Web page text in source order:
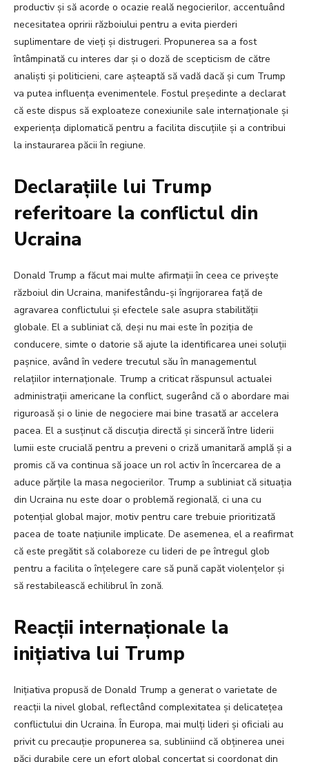
productiv și să acorde o ocazie reală negocierilor, accentuând
necesitatea opririi războiului pentru a evita pierderi
suplimentare de vieți și distrugeri. Propunerea sa a fost
întâmpinată cu interes dar și o doză de scepticism de către
analiști și politicieni, care așteaptă să vadă dacă și cum Trump
va putea influența evenimentele. Fostul președinte a declarat
că este dispus să exploateze conexiunile sale internaționale și
experiența diplomatică pentru a facilita discuțiile și a contribui
la instaurarea păcii în regiune.
Declarațiile lui Trump
referitoare la conflictul din
Ucraina
Donald Trump a făcut mai multe afirmații în ceea ce privește
războiul din Ucraina, manifestându-și îngrijorarea față de
agravarea conflictului și efectele sale asupra stabilității
globale. El a subliniat că, deși nu mai este în poziția de
conducere, simte o datorie să ajute la identificarea unei soluții
pașnice, având în vedere trecutul său în managementul
relațiilor internaționale. Trump a criticat răspunsul actualei
administrații americane la conflict, sugerând că o abordare mai
riguroasă și o linie de negociere mai bine trasată ar accelera
pacea. El a susținut că discuția directă și sinceră între liderii
lumii este crucială pentru a preveni o criză umanitară amplă și a
promis că va continua să joace un rol activ în încercarea de a
aduce părțile la masa negocierilor. Trump a subliniat că situația
din Ucraina nu este doar o problemă regională, ci una cu
potențial global major, motiv pentru care trebuie prioritizată
pacea de toate națiunile implicate. De asemenea, el a reafirmat
că este pregătit să colaboreze cu lideri de pe întregul glob
pentru a facilita o înțelegere care să pună capăt violențelor și
să restabilească echilibrul în zonă.
Reacții internaționale la
inițiativa lui Trump
Inițiativa propusă de Donald Trump a generat o varietate de
reacții la nivel global, reflectând complexitatea și delicatețea
conflictului din Ucraina. În Europa, mai mulți lideri și oficiali au
privit cu precauție propunerea sa, subliniind că obținerea unei
păci durabile cere un efort global concertat și coordonat din